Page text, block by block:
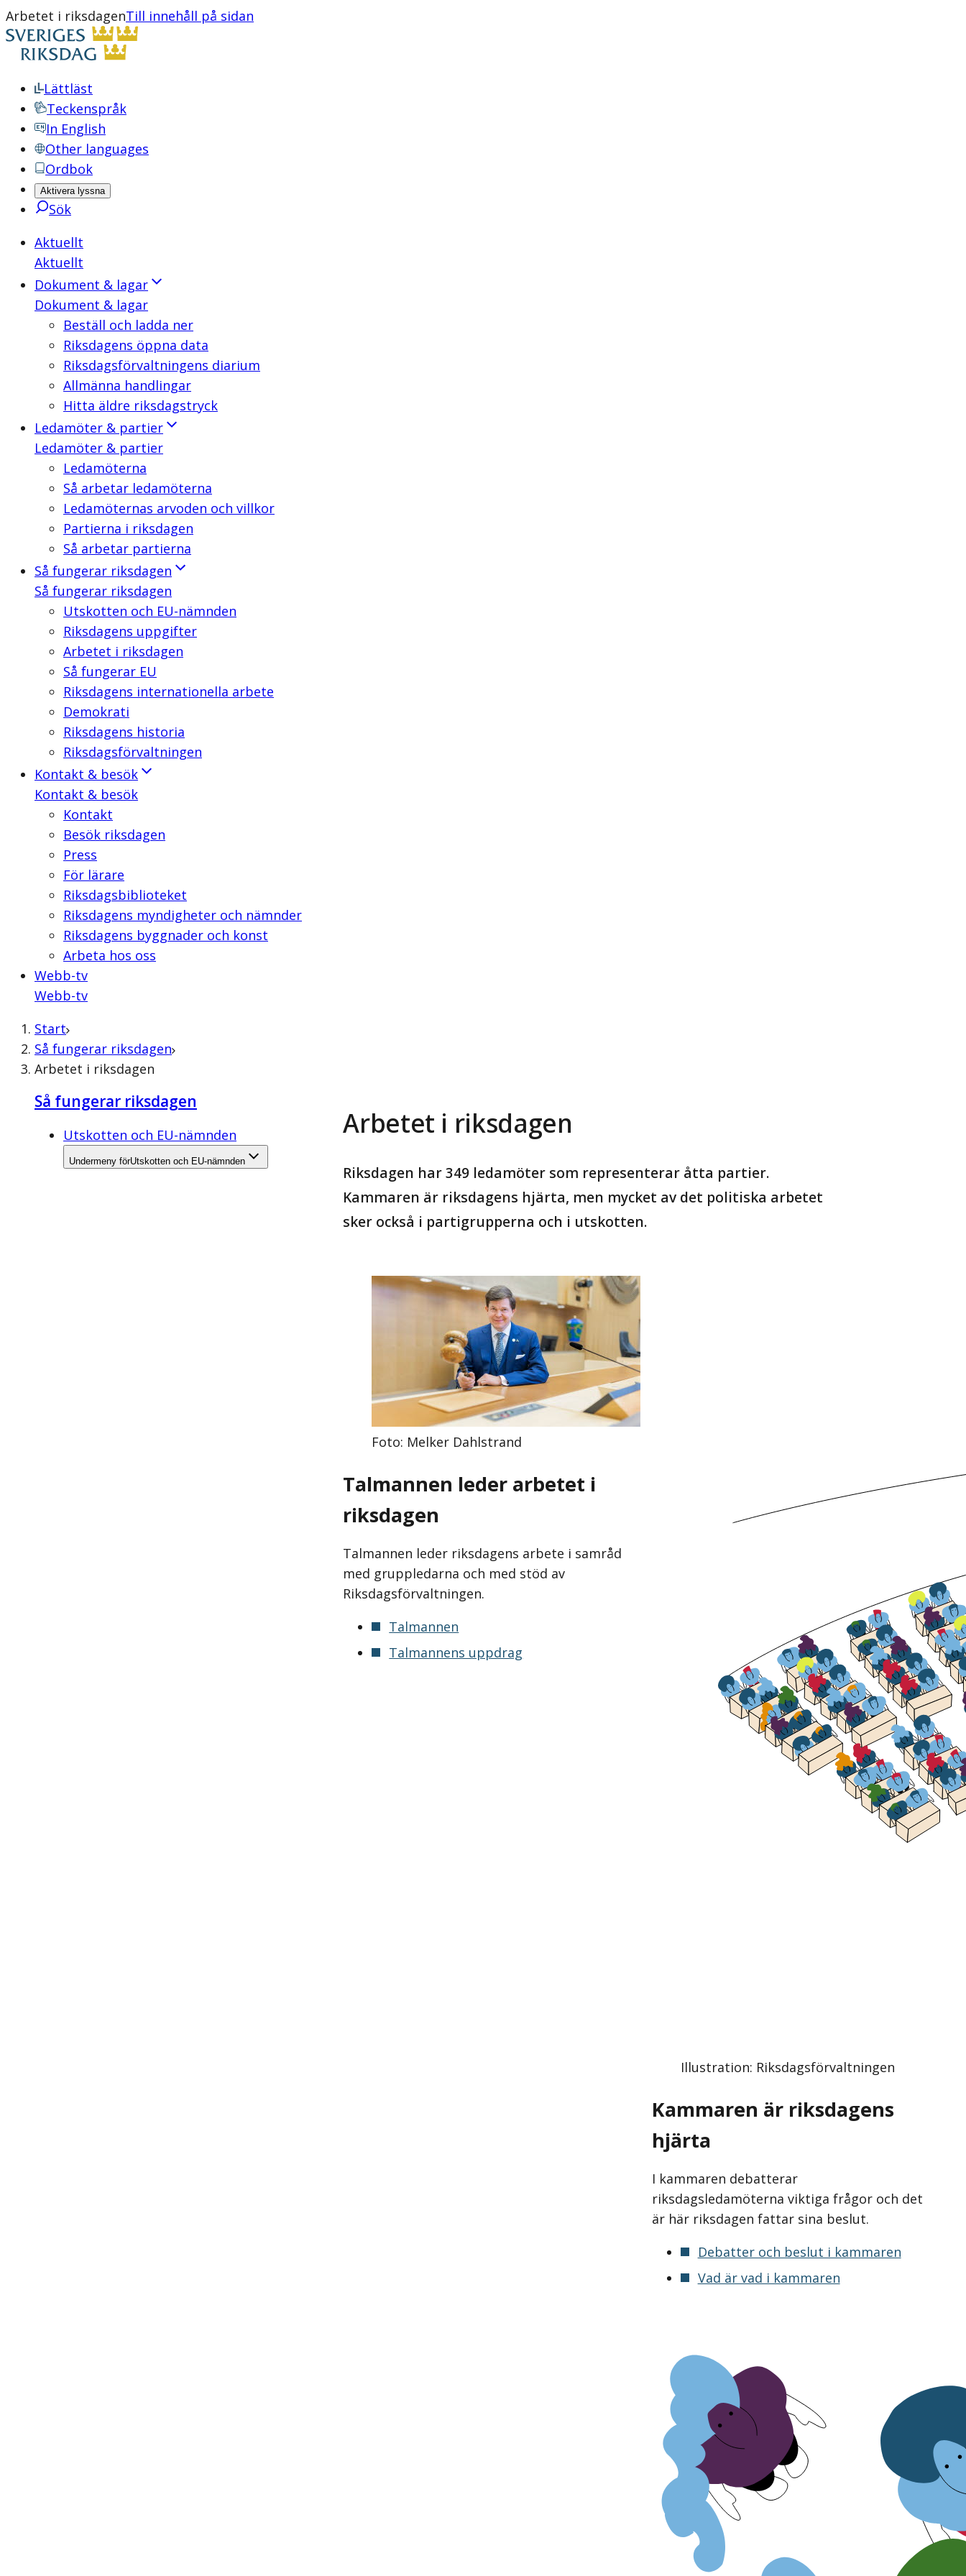
Arbetet i riksdagenTill innehåll på sidan
Lättläst
Teckenspråk
In English
Other languages
Ordbok
Aktivera lyssna
Sök
Aktuellt
Aktuellt
Dokument & lagar
Dokument & lagar
Beställ och ladda ner
Riksdagens öppna data
Riksdagsförvaltningens diarium
Allmänna handlingar
Hitta äldre riksdagstryck
Ledamöter & partier
Ledamöter & partier
Ledamöterna
Så arbetar ledamöterna
Ledamöternas arvoden och villkor
Partierna i riksdagen
Så arbetar partierna
Så fungerar riksdagen
Så fungerar riksdagen
Utskotten och EU-nämnden
Riksdagens uppgifter
Arbetet i riksdagen
Så fungerar EU
Riksdagens internationella arbete
Demokrati
Riksdagens historia
Riksdagsförvaltningen
Kontakt & besök
Kontakt & besök
Kontakt
Besök riksdagen
Press
För lärare
Riksdagsbiblioteket
Riksdagens myndigheter och nämnder
Riksdagens byggnader och konst
Arbeta hos oss
Webb-tv
Webb-tv
Start
Så fungerar riksdagen
Arbetet i riksdagen
Så fungerar riksdagen
Utskotten och EU-nämnden
Undermeny förUtskotten och EU-nämnden
Arbetet i riksdagen
Riksdagen har 349 ledamöter som representerar åtta partier.
Kammaren är riksdagens hjärta, men mycket av det politiska arbetet
sker också i partigrupperna och i utskotten.
Foto: Melker Dahlstrand
Talmannen leder arbetet i
riksdagen
Talmannen leder riksdagens arbete i samråd
med gruppledarna och med stöd av
Riksdagsförvaltningen.
Talmannen
Talmannens uppdrag
Illustration: Riksdagsförvaltningen
Kammaren är riksdagens
hjärta
I kammaren debatterar
riksdagsledamöterna viktiga frågor och det
är här riksdagen fattar sina beslut.
Debatter och beslut i kammaren
Vad är vad i kammaren